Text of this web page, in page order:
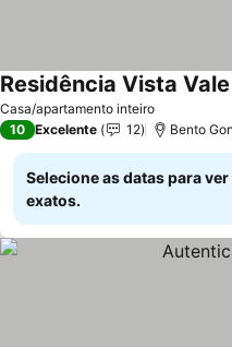
Casa/apartamento inteiro
Residência Vista
10 Excelente 12 Bento
Selecione as datas para
exatos.